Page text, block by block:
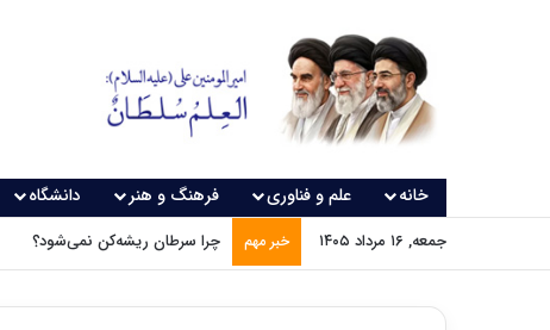
خانه علم و فناوری فرهنگ و هنر دانشگاه
جمعه, ۱۶ مرداد ۱۴۰۵ خبر مهم چرا سرطان ریشه‌کن نمی‌شود؟